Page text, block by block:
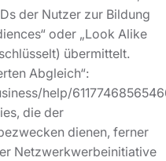
der Nutzer zur Bildung
oder „Look Alike
übermittelt.
Abgleich“:
help/
die der
dienen, ferner
Netzwerkwerbeinitiative